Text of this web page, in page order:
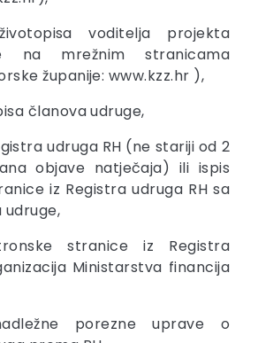
voditelja projekta
na mrežnim stranicama
županije: www.kzz.hr ),
članova udruge,
udruga RH (ne stariji od 2
objave natječaja) ili ispis
iz Registra udruga RH sa
stranice iz Registra
Ministarstva financija
porezne uprave o